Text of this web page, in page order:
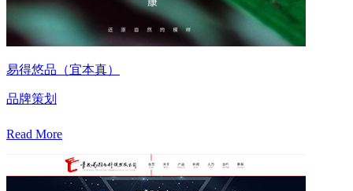
易得悠品（宜本真）
品牌策划
Read More